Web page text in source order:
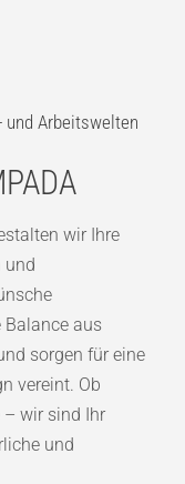
und Arbeitswelten
wir Ihre
und
aus
sorgen für eine
vereint. Ob
– wir sind Ihr
und